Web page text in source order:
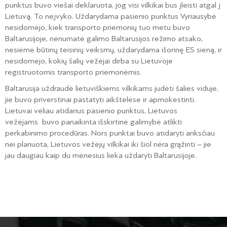
punktus buvo viešai deklaruota, jog visi vilkikai bus įleisti atgal į
Lietuvą. To neįvyko. Uždarydama pasienio punktus Vyriausybė
nesidomėjo, kiek transporto priemonių tuo metu buvo
Baltarusijoje, nenumatė galimo Baltarusijos režimo atsako,
nesiėmė būtinų teisinių veiksmų, uždarydama išorinę ES sieną, ir
nesidomėjo, kokių šalių vežėjai dirba su Lietuvoje
registruotomis transporto priemonėmis.
Baltarusija uždraudė lietuviškiems vilkikams judėti šalies viduje,
jie buvo priverstinai pastatyti aikštelėse ir apmokestinti.
Lietuvai vėliau atidarius pasienio punktus, Lietuvos
vežėjams buvo panaikinta išskirtinė galimybė atlikti
perkabinimo procedūras. Nors punktai buvo atidaryti anksčiau
nei planuota, Lietuvos vežėjų vilkikai iki šiol nėra grąžinti – jie
jau daugiau kaip du mėnesius lieka uždaryti Baltarusijoje.